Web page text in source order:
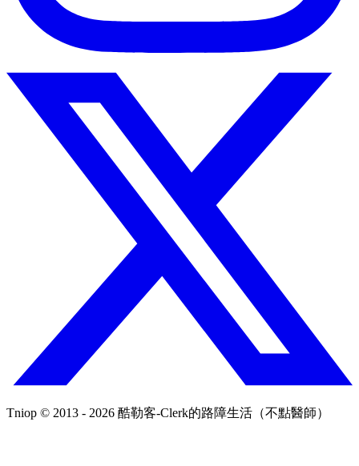
Tniop © 2013 - 2026 酷勒客-Clerk的路障生活（不點醫師）